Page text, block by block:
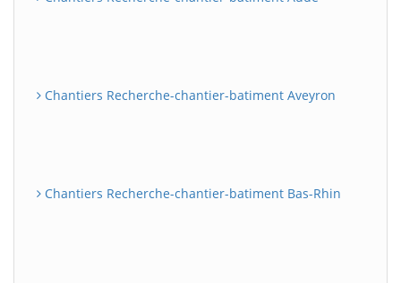
Chantiers Recherche-chantier-batiment Aveyron
Chantiers Recherche-chantier-batiment Bas-Rhin